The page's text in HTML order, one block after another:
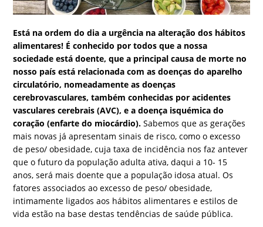
Está na ordem do dia a urgência na alteração dos hábitos
alimentares! É conhecido por todos que a nossa
sociedade está doente, que a principal causa de morte no
nosso país está relacionada com as doenças do aparelho
circulatório, nomeadamente as doenças
cerebrovasculares, também conhecidas por acidentes
vasculares cerebrais (AVC), e a doença isquémica do
coração (enfarte do miocárdio). Sabemos que as gerações
mais novas já apresentam sinais de risco, como o excesso
de peso/ obesidade, cuja taxa de incidência nos faz antever
que o futuro da população adulta ativa, daqui a 10- 15
anos, será mais doente que a população idosa atual. Os
fatores associados ao excesso de peso/ obesidade,
intimamente ligados aos hábitos alimentares e estilos de
vida estão na base destas tendências de saúde pública.